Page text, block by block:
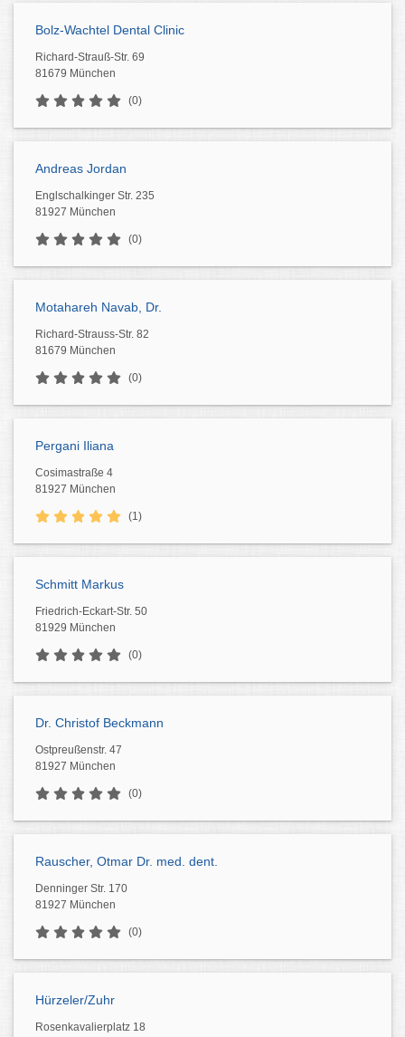
Bolz-Wachtel Dental Clinic
Richard-Strauß-Str. 69
81679 München
(0)
Andreas Jordan
Englschalkinger Str. 235
81927 München
(0)
Motahareh Navab, Dr.
Richard-Strauss-Str. 82
81679 München
(0)
Pergani Iliana
Cosimastraße 4
81927 München
(1)
Schmitt Markus
Friedrich-Eckart-Str. 50
81929 München
(0)
Dr. Christof Beckmann
Ostpreußenstr. 47
81927 München
(0)
Rauscher, Otmar Dr. med. dent.
Denninger Str. 170
81927 München
(0)
Hürzeler/Zuhr
Rosenkavalierplatz 18